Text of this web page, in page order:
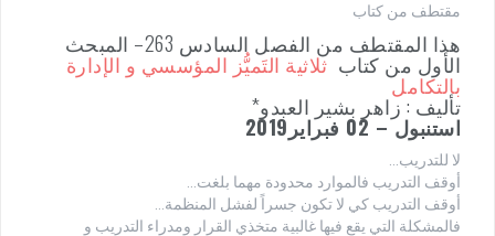
مقتطف من كتاب
هذا المقتطف من الفصل السادس 263– المبحث
الأول من كتاب ثلاثية التَميُّز المؤسسي و الإدارة
بالتكامل
تأليف : زاهر بشير العبدو*
استنبول – 02 فبراير2019
لا للتدريب…
أوقف التدريب فالموارد محدودة مهما بلغت…
أوقف التدريب كي لا تكون جسراً لفشل المنظمة…
فالمشكلة التي يقع فيها غالبية متخذي القرار ومدراء التدريب و